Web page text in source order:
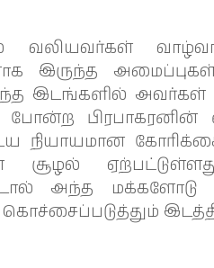
வலியவர்கள்
இருந்த
இடங்களில் அவர்கள்
பிரபாகரனின்
நியாயமான
சூழல்
அந்த மக்களோடு